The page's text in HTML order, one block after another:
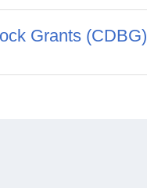
Grants (CDBG)